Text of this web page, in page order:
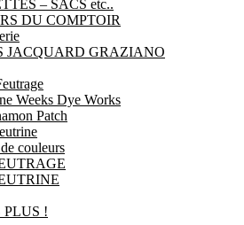
– SACS etc..
DU COMPTOIR
JACQUARD GRAZIANO
Weeks Dye Works
Patch
couleurs
PLUS !